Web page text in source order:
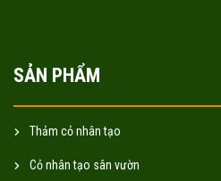
SẢN PHẨM
Thảm cỏ nhân tạo
Cỏ nhân tạo sân vườn